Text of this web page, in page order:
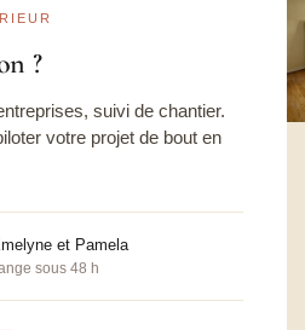
?
suivi de chantier.
votre projet de bout en
et Pamela
sous 48 h